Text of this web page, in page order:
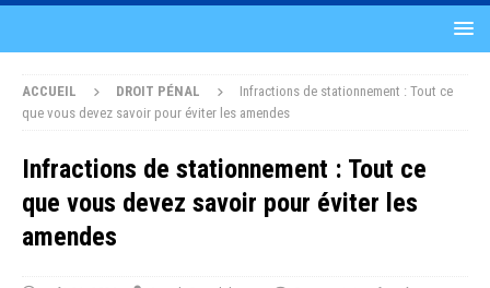
ACCUEIL DROIT PÉNAL
Infractions de stationnement : Tout ce
que vous devez savoir pour éviter les amendes
Infractions de stationnement : Tout ce
que vous devez savoir pour éviter les
amendes